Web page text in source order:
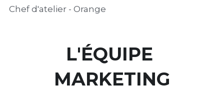
Chef d'atelier - Orange
L'ÉQUIPE
MARKETING